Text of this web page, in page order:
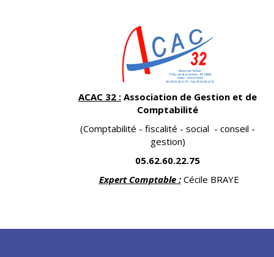
ACAC 32 : Association de Gestion et de
Comptabilité
(Comptabilité - fiscalité - social - conseil -
gestion)
05.62.60.22.75
Expert Comptable : Cécile BRAYE